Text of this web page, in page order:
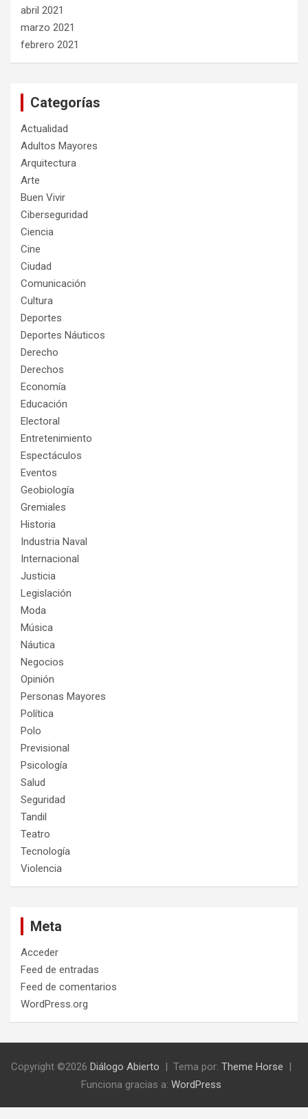
abril 2021
marzo 2021
febrero 2021
Categorías
Actualidad
Adultos Mayores
Arquitectura
Arte
Buen Vivir
Ciberseguridad
Ciencia
Cine
Ciudad
Comunicación
Cultura
Deportes
Deportes Náuticos
Derecho
Derechos
Economía
Educación
Electoral
Entretenimiento
Espectáculos
Eventos
Geobiología
Gremiales
Historia
Industria Naval
Internacional
Justicia
Legislación
Moda
Música
Náutica
Negocios
Opinión
Personas Mayores
Política
Polo
Previsional
Psicología
Salud
Seguridad
Tandil
Teatro
Tecnología
Violencia
Meta
Acceder
Feed de entradas
Feed de comentarios
WordPress.org
Copyright ©2026 Diálogo Abierto Tema por: Theme Horse
Funciona gracias a: WordPress